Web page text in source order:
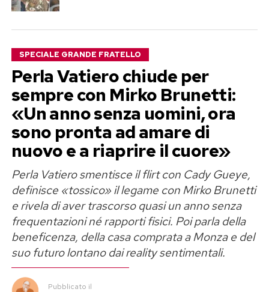
SPECIALE GRANDE FRATELLO
Perla Vatiero chiude per
sempre con Mirko Brunetti:
«Un anno senza uomini, ora
sono pronta ad amare di
nuovo e a riaprire il cuore»
Perla Vatiero smentisce il flirt con Cady Gueye,
definisce «tossico» il legame con Mirko Brunetti
e rivela di aver trascorso quasi un anno senza
frequentazioni né rapporti fisici. Poi parla della
beneficenza, della casa comprata a Monza e del
suo futuro lontano dai reality sentimentali.
Pubblicato il